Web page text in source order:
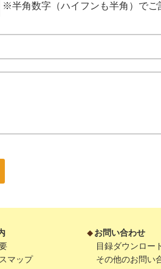
※半角数字（ハイフンも半角）でご
マップ
お問い合わせ
目録ダウンロー
その他のお問い